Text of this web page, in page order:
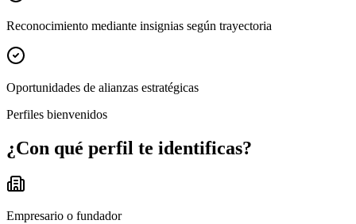
Reconocimiento mediante insignias según trayectoria
Oportunidades de alianzas estratégicas
Perfiles bienvenidos
¿Con qué perfil te identificas?
Empresario o fundador